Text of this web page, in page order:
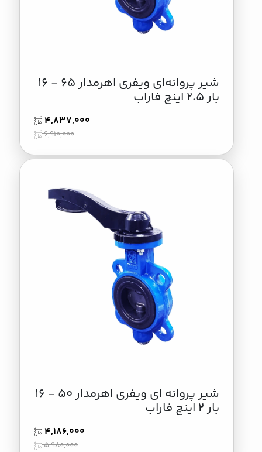
شير پروانه‌ای ویفری اهرمدار 65 - 16
بار 2.5 اینچ فاراب
4,837,000
6,910,000
شير پروانه اي ويفري اهرمدار 50 - 16
بار 2 اینچ فاراب
4,186,000
5,980,000